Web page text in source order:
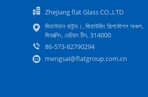
Zhejiang flat Glass CO.,LTD
জিয়াউয়ান রাউন্ড।, জিয়াউজিং শিল্পকৌশল অঞ্চল,
জিয়াক্সিং, চেচিয়াং চীন, 314000
86-573-82790294
mengsai@flatgroup.com.cn